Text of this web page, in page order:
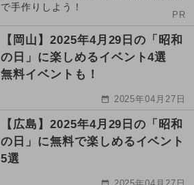
で手作りしよう！
PR
【岡山】2025年4月29日の「昭和
の日」に楽しめるイベント4選
無料イベントも！
2025年04月27日
【広島】2025年4月29日の「昭和
の日」に無料で楽しめるイベント
5選